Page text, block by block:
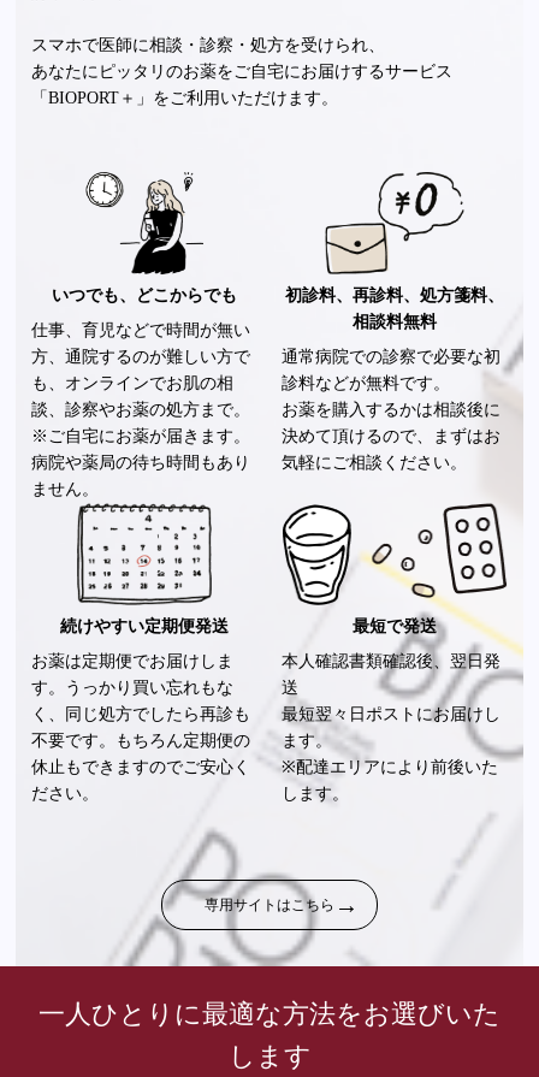
スマホで医師に相談・診察・処方を受けられ、
あなたにピッタリのお薬をご自宅にお届けするサービス
「BIOPORT＋」をご利用いただけます。
いつでも、どこからでも
仕事、育児などで時間が無い
方、通院するのが難しい方で
も、オンラインでお肌の相
談、診察やお薬の処方まで。
※ご自宅にお薬が届きます。
病院や薬局の待ち時間もあり
ません。
初診料、再診料、処方箋料、
相談料無料
通常病院での診察で必要な初
診料などが無料です。
お薬を購入するかは相談後に
決めて頂けるので、まずはお
気軽にご相談ください。
続けやすい定期便発送
お薬は定期便でお届けしま
す。うっかり買い忘れもな
く、同じ処方でしたら再診も
不要です。もちろん定期便の
休止もできますのでご安心く
ださい。
最短で発送
本人確認書類確認後、翌日発
送
最短翌々日ポストにお届けし
ます。
※配達エリアにより前後いた
します。
専用サイトはこちら
一人ひとりに最適な方法をお選びいた
します